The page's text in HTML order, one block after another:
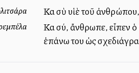
Καὶ σὺ υἱὲ τοῦ
Καὶ σύ, ἄνθρωπε, εἶπεν
ἐπάνω του ὡς